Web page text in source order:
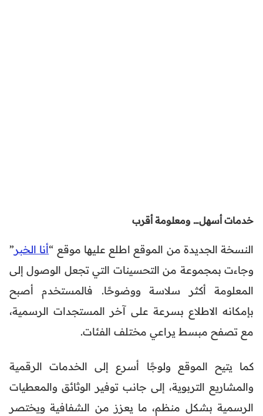
خدمات أسهل… ومعلومة أقرب
النسخة الجديدة من الموقع اطلع عليها موقع “أنا الخبر”
وجاءت بمجموعة من التحسينات التي تجعل الوصول إلى
المعلومة أكثر سلاسة ووضوحًا. فالمستخدم أصبح
بإمكانه الاطلاع بسرعة على آخر المستجدات الرسمية،
مع تصفح مبسط يراعي مختلف الفئات.
كما يتيح الموقع ولوجًا أسرع إلى الخدمات الرقمية
والمشاريع التربوية، إلى جانب توفير الوثائق والمعطيات
الرسمية بشكل منظم، ما يعزز من الشفافية ويختصر